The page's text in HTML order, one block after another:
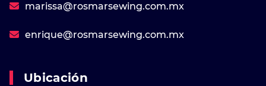
marissa@rosmarsewing.com.mx
enrique@rosmarsewing.com.mx
Ubicación